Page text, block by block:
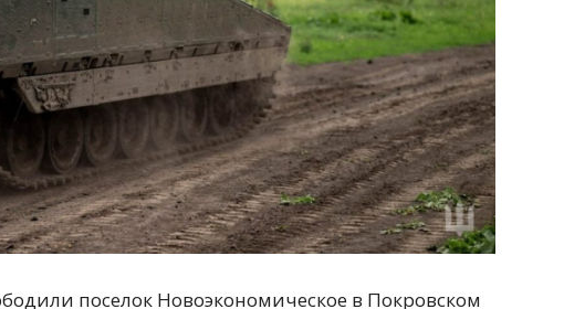
поселок Новоэкономическое в Покровском